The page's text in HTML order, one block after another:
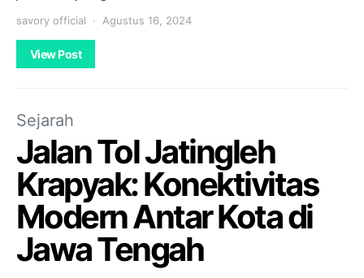
savory official Agustus 16, 2024
View Post
Sejarah
Jalan Tol Jatingleh
Krapyak: Konektivitas
Modern Antar Kota di
Jawa Tengah